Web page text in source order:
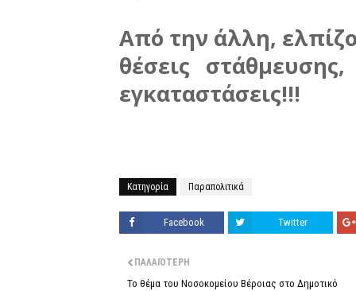
Από την άλλη,
θέσεις
εγκαταστάσεις!!!
Κατηγορία Παραπολιτικά
Facebook Twitter
ΠΑΛΑΙΌΤΕΡΗ
Το θέμα του Νοσοκομείου Βέροιας στο Δημοτικό